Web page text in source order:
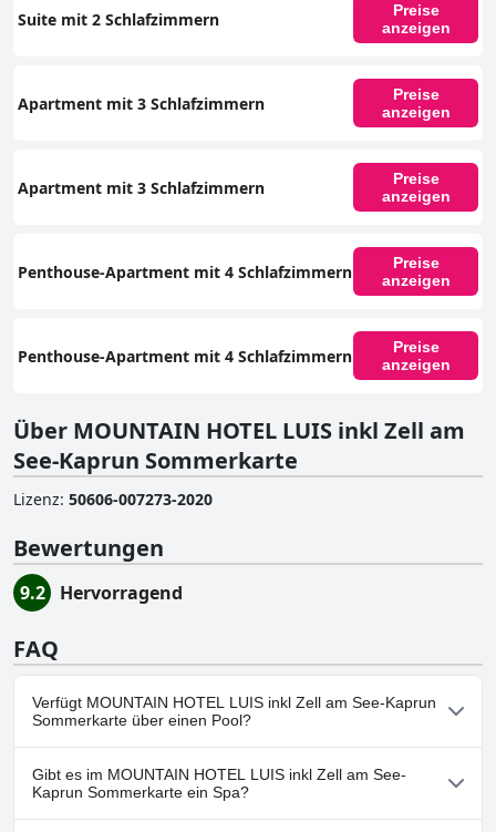
Suite mit 2 Schlafzimmern
Preise
anzeigen
Apartment mit 3 Schlafzimmern
Preise
anzeigen
Apartment mit 3 Schlafzimmern
Preise
anzeigen
Penthouse-Apartment mit 4 Schlafzimmern
Preise
anzeigen
Penthouse-Apartment mit 4 Schlafzimmern
Preise
anzeigen
Über MOUNTAIN HOTEL LUIS inkl Zell am
See-Kaprun Sommerkarte
Lizenz: 50606-007273-2020
Bewertungen
9.2 Hervorragend
FAQ
Verfügt MOUNTAIN HOTEL LUIS inkl Zell am See-Kaprun
Sommerkarte über einen Pool?
Ja, MOUNTAIN HOTEL LUIS inkl Zell am See-Kaprun
Sommerkarte hat Pools, die zu einer oder mehreren der
folgenden Kategorien gehören: Beheizter Pool, Außenpool.
Gibt es im MOUNTAIN HOTEL LUIS inkl Zell am See-
Kaprun Sommerkarte ein Spa?